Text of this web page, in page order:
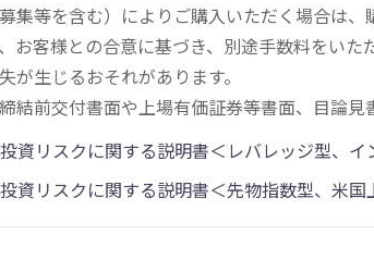
集等を含む）によりご購入いただく場合は
お客様との合意に基づき、別途手数料をい
が生じるおそれがあります。
結前交付書面や上場有価証券等書面、目論見
資リスクに関する説明書＜レバレッジ型、イ
資リスクに関する説明書＜先物指数型、米